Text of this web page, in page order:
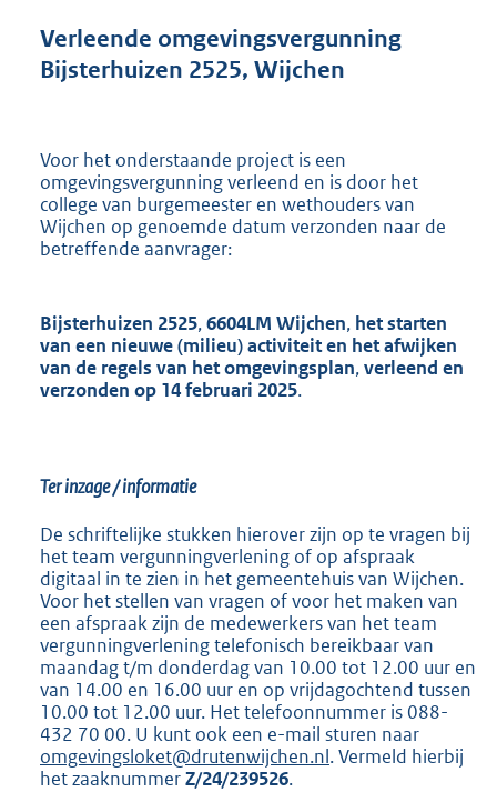
r
o
e
:
8
Verleende omgevingsvergunning
Bijsterhuizen 2525, Wijchen
Voor het onderstaande project is een
omgevingsvergunning verleend en is door het
college van burgemeester en wethouders van
Wijchen op genoemde datum verzonden naar de
betreffende aanvrager:
Bijsterhuizen 2525,6604LM Wijchen, het starten
van een nieuwe (milieu) activiteit en het afwijken
van de regels van het omgevingsplan,verleend en
verzonden op 14 februari 2025.
Ter inzage / informatie
De schriftelijke stukken hierover zijn op te vragen bij
het team vergunningverlening of op afspraak
digitaal in te zien in het gemeentehuis van Wijchen.
Voor het stellen van vragen of voor het maken van
een afspraak zijn de medewerkers van het team
vergunningverlening telefonisch bereikbaar van
maandag t/m donderdag van 10.00 tot 12.00 uur en
van 14.00 en 16.00 uur en op vrijdagochtend tussen
10.00 tot 12.00 uur. Het telefoonnummer is 088-
432 70 00. U kunt ook een e-mail sturen naar
omgevingsloket@drutenwijchen.nl. Vermeld hierbij
het zaaknummerZ/24/239526.